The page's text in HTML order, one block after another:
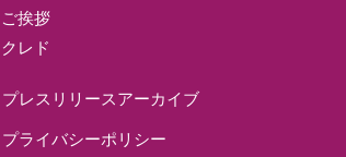
ご挨拶
クレド
プレスリリースアーカイブ
プライバシーポリシー